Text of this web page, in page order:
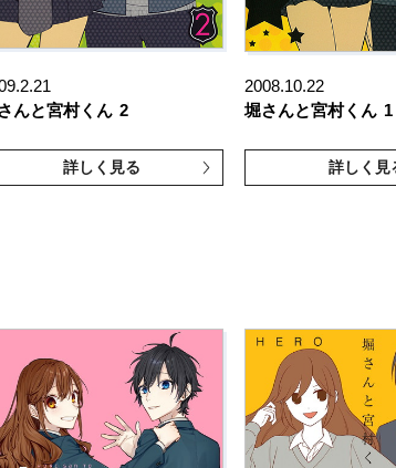
んと宮村くん 2
詳しく見る
2008.10.22
堀さんと宮村くん 1
詳しく見